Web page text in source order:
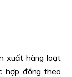
xuất hàng loạt
hợp đồng theo